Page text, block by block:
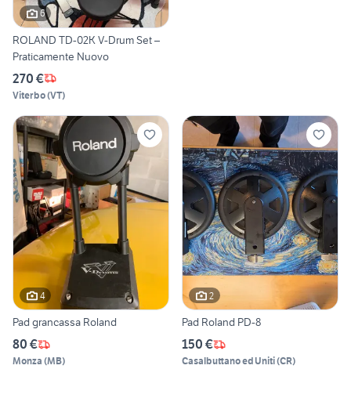
6
ROLAND TD-02K V-Drum Set –
Praticamente Nuovo
270 €
Viterbo(VT)
4
Pad grancassa Roland
80 €
Monza (MB)
2
Pad Roland PD-8
150 €
Casalbuttano ed Uniti(CR)